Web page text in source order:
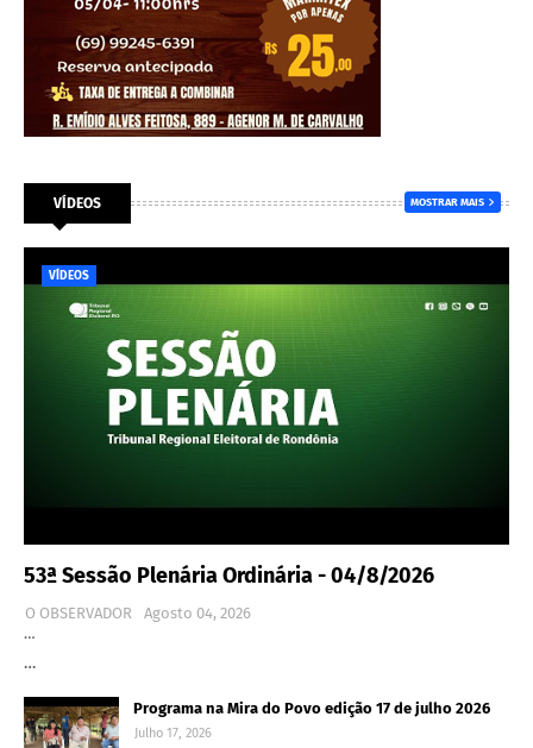
VÍDEOS MOSTRAR MAIS
VÍDEOS
53ª Sessão Plenária Ordinária - 04/8/2026
O OBSERVADOR
Agosto 04, 2026
…
…
Programa na Mira do Povo edição 17 de julho 2026
Julho 17, 2026